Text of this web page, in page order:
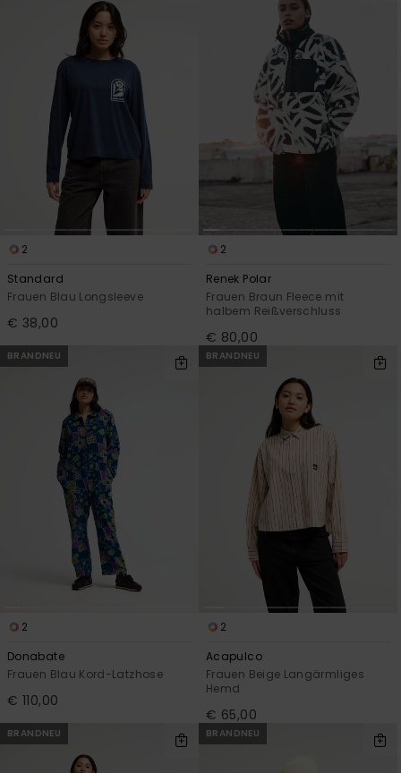
2
Standard
Frauen Blau Longsleeve
€ 38,00
2
Renek Polar
Frauen Braun Fleece mit
halbem Reißverschluss
€ 80,00
BRANDNEU
2
Donabate
Frauen Blau Kord-Latzhose
€ 110,00
BRANDNEU
2
Acapulco
Frauen Beige Langärmliges
Hemd
€ 65,00
BRANDNEU BRANDNEU